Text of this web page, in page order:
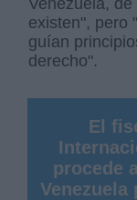
existen", pero
guían
derecho".
El
procede
Venezuela